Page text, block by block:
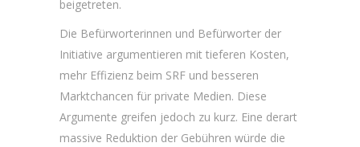
beigetreten.
Die Befürworterinnen und Befürworter der
Initiative argumentieren mit tieferen Kosten,
mehr Effizienz beim SRF und besseren
Marktchancen für private Medien. Diese
Argumente greifen jedoch zu kurz. Eine derart
massive Reduktion der Gebühren würde die